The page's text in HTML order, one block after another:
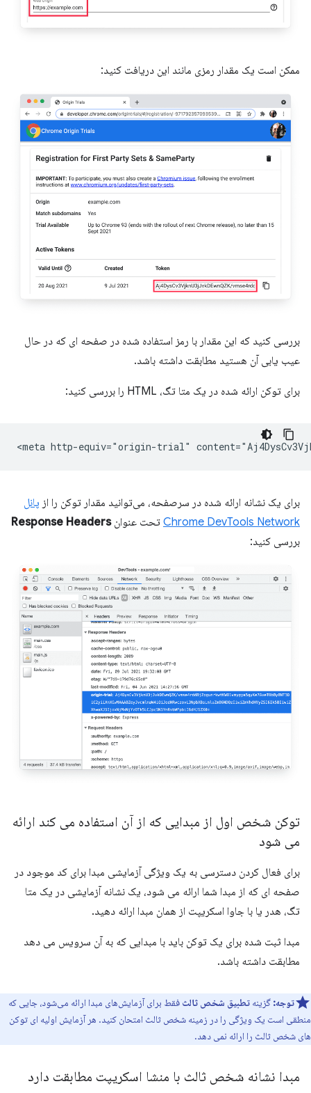
ممکن است یک مقدار رمزی مانند این دریافت کنید:
بررسی کنید که این مقدار با رمز استفاده شده در صفحه ای که در حال
عیب یابی آن هستید مطابقت داشته باشد.
برای توکن ارائه شده در یک متا تگ، HTML را بررسی کنید:
برای یک نشانه ارائه شده در سرصفحه، می‌توانید مقدار توکن را از پانل
Chrome DevTools Network تحت عنوانResponse Headers
بررسی کنید:
توکن شخص اول از مبدایی که از آن استفاده می کند ارائه
می شود
برای فعال کردن دسترسی به یک ویژگی آزمایشی مبدا برای کد موجود در
صفحه ای که از مبدا شما ارائه می شود، یک نشانه آزمایشی در یک متا
تگ، هدر یا با جاوا اسکریپت از همان مبدا ارائه دهید.
مبدا ثبت شده برای یک توکن باید با مبدایی که به آن سرویس می دهد
مطابقت داشته باشد.
توجه: گزینه تطبیق شخص ثالث فقط برای آزمایش‌های مبدا ارائه می‌شود، جایی که
منطقی است یک ویژگی را در زمینه شخص ثالث امتحان کنید. هر آزمایش اولیه ای توکن
های شخص ثالث را ارائه نمی دهد.
مبدا نشانه شخص ثالث با منشا اسکریپت مطابقت دارد